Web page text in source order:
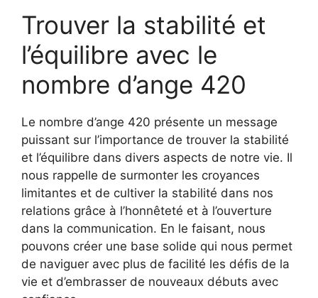
Trouver la stabilité et
l’équilibre avec le
nombre d’ange 420
Le nombre d’ange 420 présente un message
puissant sur l’importance de trouver la stabilité
et l’équilibre dans divers aspects de notre vie. Il
nous rappelle de surmonter les croyances
limitantes et de cultiver la stabilité dans nos
relations grâce à l’honnêteté et à l’ouverture
dans la communication. En le faisant, nous
pouvons créer une base solide qui nous permet
de naviguer avec plus de facilité les défis de la
vie et d’embrasser de nouveaux débuts avec